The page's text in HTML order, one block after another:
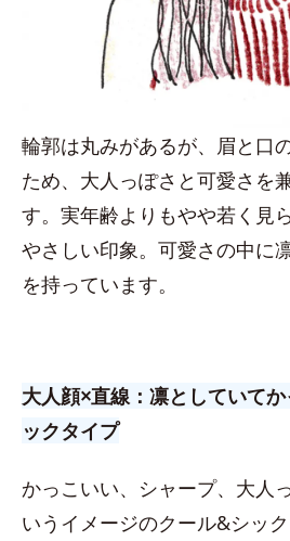
輪郭は丸みがあるが、眉と口
ため、大人っぽさと可愛さを
す。実年齢よりもやや若く見
やさしい印象。可愛さの中に
を持っています。
大人顔×直線：凛としていて
ックタイプ
かっこいい、シャープ、大人
いうイメージのクール&シック